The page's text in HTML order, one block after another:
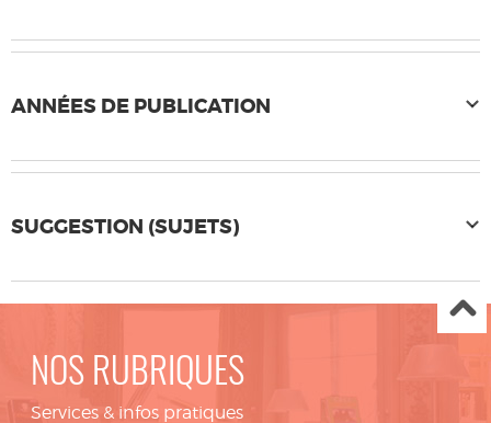
ANNÉES DE PUBLICATION
SUGGESTION (SUJETS)
NOS RUBRIQUES
Services & infos pratiques